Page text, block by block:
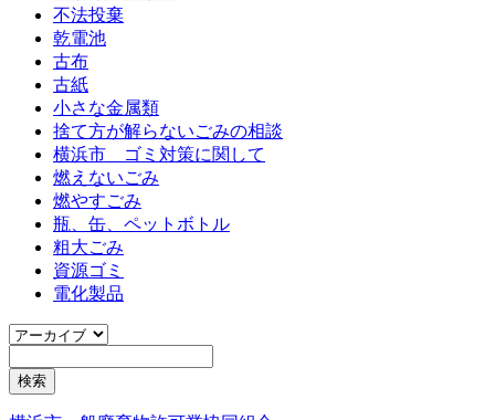
不法投棄
乾電池
古布
古紙
小さな金属類
捨て方が解らないごみの相談
横浜市 ゴミ対策に関して
燃えないごみ
燃やすごみ
瓶、缶、ペットボトル
粗大ごみ
資源ゴミ
電化製品